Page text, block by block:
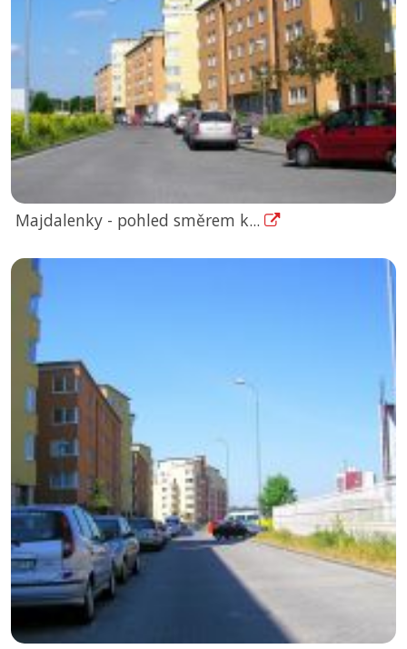
Majdalenky - pohled směrem k...